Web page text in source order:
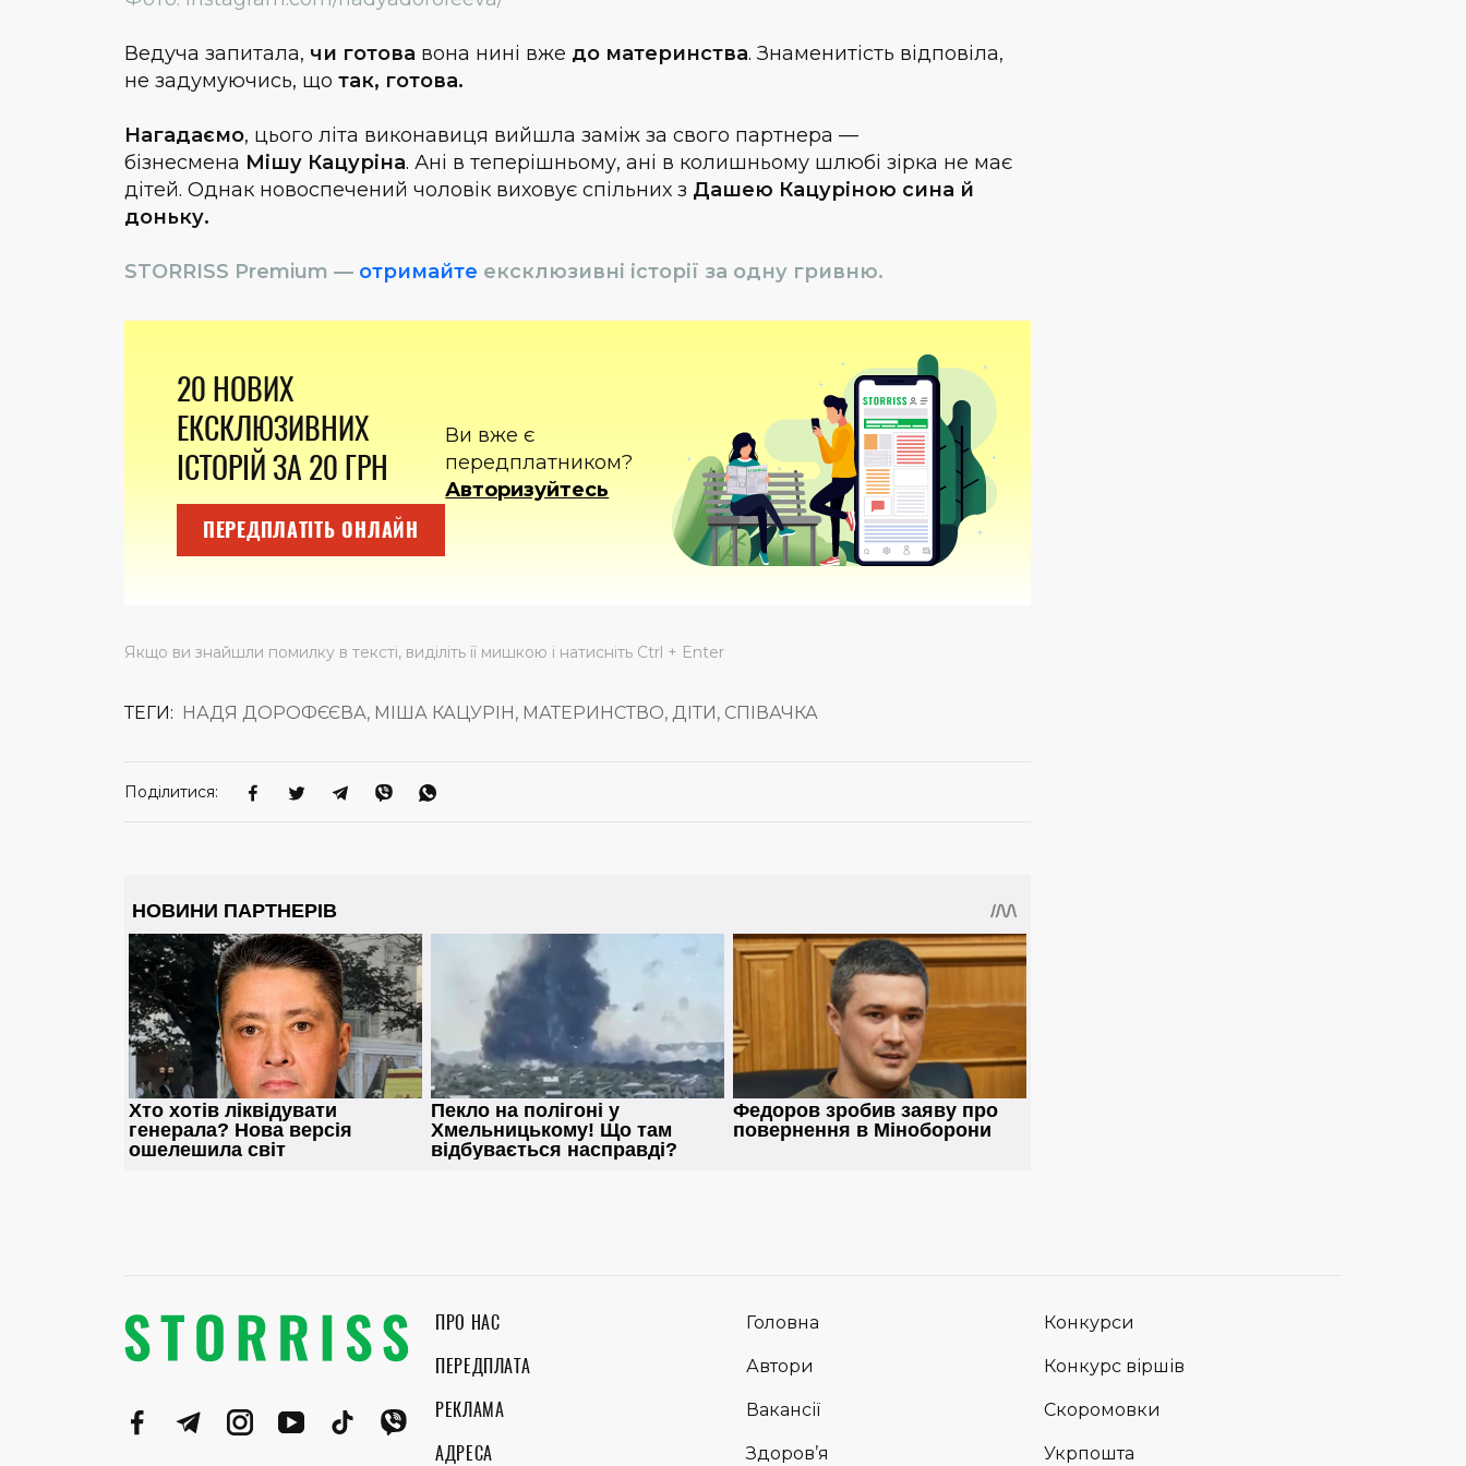
Ведуча запитала, чи готова вона нині вже до материнства. Знаменитість відповіла,
не задумуючись, що так, готова.
Нагадаємо, цього літа виконавиця вийшла заміж за свого партнера —
бізнесмена Мішу Кацуріна. Ані в теперішньому, ані в колишньому шлюбі зірка не має
дітей. Однак новоспечений чоловік виховує спільних з Дашею Кацуріною сина й
доньку.
STORRISS Premium — отримайте ексклюзивні історії за одну гривню.
20 НОВИХ
ЕКСКЛЮЗИВНИХ
ІСТОРІЙ ЗА 20 ГРН
ПЕРЕДПЛАТІТЬ ОНЛАЙН
Ви вже є
передплатником?
Авторизуйтесь
Якщо ви знайшли помилку в тексті, виділіть її мишкою і натисніть Ctrl + Enter
ТЕГИ: НАДЯ ДОРОФЄЄВА, МІША КАЦУРІН, МАТЕРИНСТВО, ДІТИ, СПІВАЧКА
Поділитися:
ПРО НАС
ПЕРЕДПЛАТА
РЕКЛАМА
АДРЕСА
Головна Конкурси
Автори Конкурс віршів
Вакансії Скоромовки
Здоров’я Укрпошта